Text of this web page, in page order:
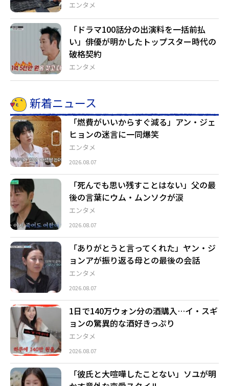
エンタメ
エンタメ
「ドラマ100話分の出演料を一括前払
い」俳優が明かしたトップスター時代の
破格契約
新着ニュース
エンタメ
「燃費がいいからすぐ減る」アン・ジェ
ヒョンの迷言に一同爆笑
2026.08.07
エンタメ
「死んでも思い残すことはない」父の最
後の言葉にウム・ムンソクが涙
2026.08.07
エンタメ
「ありがとうと言ってくれた」ヤン・ジ
ョンアが振り返る母との最後の会話
2026.08.07
エンタメ
1日で140万ウォン分の酒購入…イ・スギ
ョンの驚異的な酒好きっぷり
2026.08.07
「彼氏と大喧嘩したことない」ソユが明